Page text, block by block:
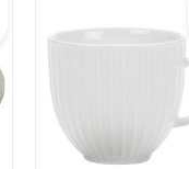
till i favoriter